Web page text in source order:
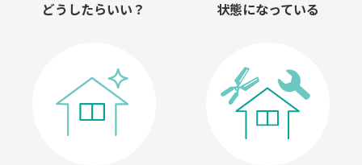
どうしたらいい？ 状態になっている